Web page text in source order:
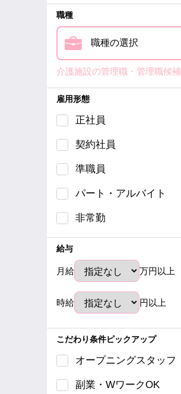
職種
職種の選択
介護施設の管理職・管理職候補
雇用形態
正社員
契約社員
準職員
パート・アルバイト
非常勤
給与
月給 万円以上
時給 円以上
こだわり条件ピックアップ
オープニングスタッフ
副業・WワークOK